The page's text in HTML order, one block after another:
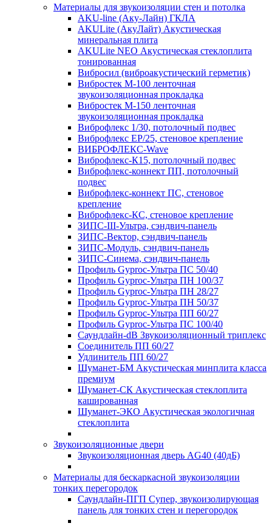
Материалы для звукоизоляции стен и потолка
AKU-line (Aку-Лайн) ГКЛА
AKULite (АкуЛайт) Акустическая
минеральная плита
AKULite NEO Акустическая стеклоплита
тонированная
Вибросил (виброакустический герметик)
Вибростек М-100 ленточная
звукоизоляционная прокладка
Вибростек М-150 ленточная
звукоизоляционная прокладка
Виброфлекс 1/30, потолочный подвес
Виброфлекс EP/25, стеновое крепление
ВИБРОФЛЕКС-Wave
Виброфлекс-К15, потолочный подвес
Виброфлекс-коннект ПП, потолочный
подвес
Виброфлекс-коннект ПС, стеновое
крепление
Виброфлекс-КС, стеновое крепление
ЗИПС-III-Ультра, сэндвич-панель
ЗИПС-Вектор, сэндвич-панель
ЗИПС-Модуль, сэндвич-панель
ЗИПС-Синема, сэндвич-панель
Профиль Gyproc-Ультра ПC 50/40
Профиль Gyproc-Ультра ПН 100/37
Профиль Gyproc-Ультра ПН 28/27
Профиль Gyproc-Ультра ПН 50/37
Профиль Gyproc-Ультра ПП 60/27
Профиль Gyproc-Ультра ПС 100/40
Саундлайн-dB Звукоизоляционный триплекс
Соединитель ПП 60/27
Удлинитель ПП 60/27
Шуманет-БМ Акустическая минплита класса
премиум
Шуманет-СК Акустическая стеклоплита
кашированная
Шуманет-ЭКО Акустическая экологичная
стеклоплита
Звукоизоляционные двери
Звукоизоляционная дверь AG40 (40дБ)
Материалы для бескаркасной звукоизоляции
тонких перегородок
Саундлайн-ПГП Супер, звукоизолирующая
панель для тонких стен и перегородок